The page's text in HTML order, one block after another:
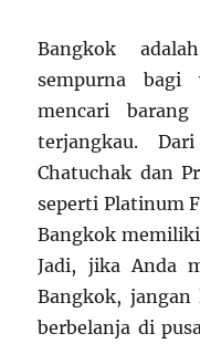
Bangkok
sempurna bagi
mencari
terjangkau.
Chatuchak dan
seperti Platinum
Bangkok
Jadi, jika Anda
Bangkok,
berbelanja di